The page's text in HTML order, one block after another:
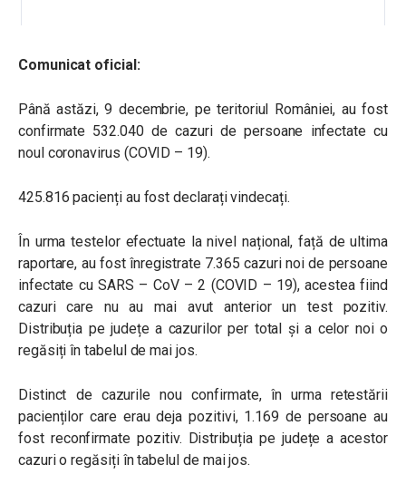
Comunicat oficial:
Până astăzi, 9 decembrie, pe teritoriul României, au fost
confirmate 532.040 de cazuri de persoane infectate cu
noul coronavirus (COVID – 19).
425.816 pacienți au fost declarați vindecați.
În urma testelor efectuate la nivel național, față de ultima
raportare, au fost înregistrate 7.365 cazuri noi de persoane
infectate cu SARS – CoV – 2 (COVID – 19), acestea fiind
cazuri care nu au mai avut anterior un test pozitiv.
Distribuția pe județe a cazurilor per total și a celor noi o
regăsiți în tabelul de mai jos.
Distinct de cazurile nou confirmate, în urma retestării
pacienților care erau deja pozitivi, 1.169 de persoane au
fost reconfirmate pozitiv. Distribuția pe județe a acestor
cazuri o regăsiți în tabelul de mai jos.